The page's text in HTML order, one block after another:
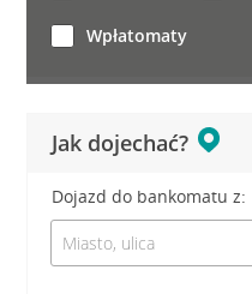
Jak dojechać?
Dojazd do bankomatu z:
Wpłatomaty